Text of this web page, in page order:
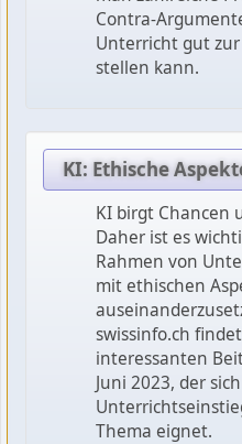
Contra-
Unterricht gut zur
stellen kann.
KI: Ethische
KI birgt Chancen
Daher ist es
Rahmen von
mit ethischen
swissinfo.ch
interessanten
Juni 2023, der
Thema eignet.